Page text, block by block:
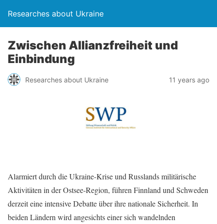
Researches about Ukraine
Zwischen Allianzfreiheit und
Einbindung
Researches about Ukraine 11 years ago
Alarmiert durch die Ukraine-Krise und Russlands militärische
Aktivitäten in der Ostsee-Region, führen Finnland und Schweden
derzeit eine intensive Debatte über ihre nationale Sicherheit. In
beiden Ländern wird angesichts einer sich wandelnden